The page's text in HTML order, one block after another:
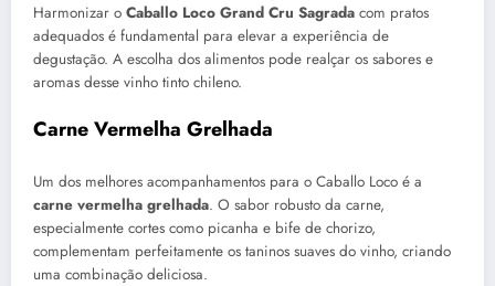
Harmonizar o Caballo Loco Grand Cru Sagrada com pratos
adequados é fundamental para elevar a experiência de
degustação. A escolha dos alimentos pode realçar os sabores e
aromas desse vinho tinto chileno.
Carne Vermelha Grelhada
Um dos melhores acompanhamentos para o Caballo Loco é a
carne vermelha grelhada. O sabor robusto da carne,
especialmente cortes como picanha e bife de chorizo,
complementam perfeitamente os taninos suaves do vinho, criando
uma combinação deliciosa.